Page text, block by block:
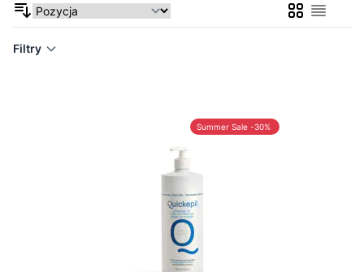
SiatkaLista
Filtry
Summer Sale -30%